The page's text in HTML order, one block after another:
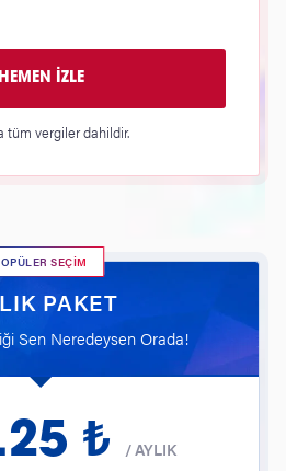
HEMEN İZLE
tüm vergiler dahildir.
SEÇİM
PAKET
Sen Neredeysen Orada!
₺ /AYLIK